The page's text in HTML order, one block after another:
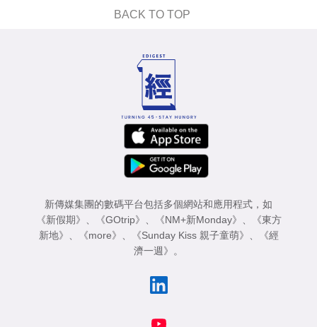
BACK TO TOP
新傳媒集團的數碼平台包括多個網站和應用程式，如
《新假期》 、 《GOtrip》 、 《NM+新Monday》 、
《東方
新地》 、 《more》 、 《Sunday Kiss 親子童萌》 、
《經
濟一週》 。